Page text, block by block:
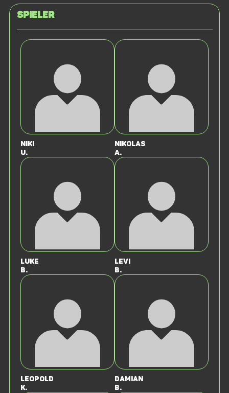
Spieler
Niki
U.
Nikolas
A.
Luke
B.
Levi
B.
Leopold
K.
Damian
B.